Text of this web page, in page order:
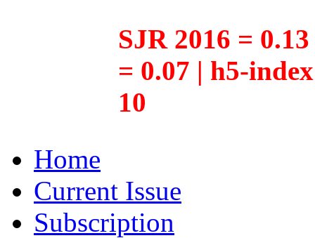
SJR 2016 =
= 0.07 | h5-
10
Home
Current Issue
Subscription